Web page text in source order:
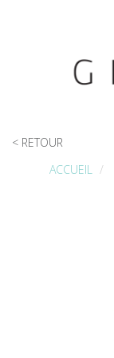
< RETOUR
ACCUEIL